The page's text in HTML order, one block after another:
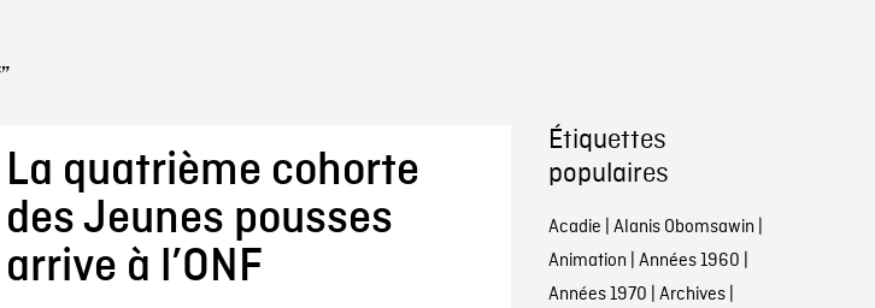
La quatrième cohorte
des Jeunes pousses
arrive à l’ONF
Étiquettes
populaires
Acadie | Alanis Obomsawin |
Animation | Années 1960 |
Années 1970 | Archives|